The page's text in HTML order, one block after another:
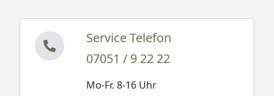
Service Telefon
07051 / 9 22 22
Mo-Fr. 8-16 Uhr